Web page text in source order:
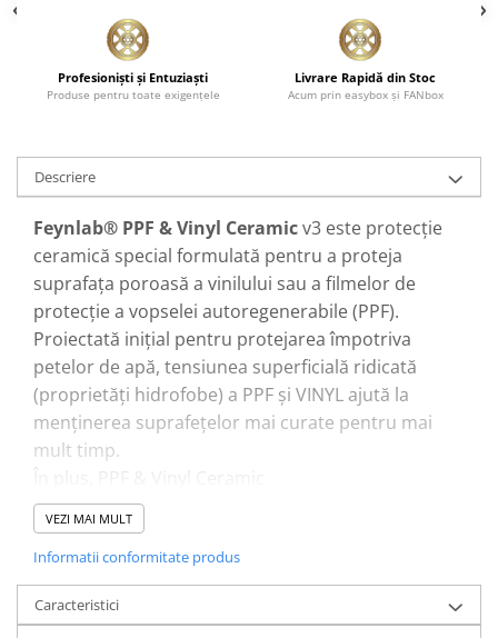
Lavete Microfibră
Aplicatoare Microfibră
Accesorii Detailing Auto
Mănuşi Nitril / Diverse
Kit-uri Detailing
Seria PRO (5L & 25L)
Exterior
Interior
Jante şi Anvelope
Compartiment Motor
Paint Protection Film (PPF)
Oferte Speciale
Detailing Outlet
Distinct Lifestyle
Acreditări & Training
Profesionişti şi Entuziaşti
Produse pentru toate exigenţele
Livrare Rapidă din Stoc
Acum prin easybox şi FANbox
Descriere
Feynlab® PPF & Vinyl Ceramicv3 este protecție
ceramică special formulată pentru a proteja
suprafața poroasă a vinilului sau a filmelor de
protecție a vopselei autoregenerabile (PPF).
Proiectată inițial pentru protejarea împotriva
petelor de apă, tensiunea superficială ridicată
(proprietăți hidrofobe) a PPF și VINYL ajută la
menținerea suprafețelor mai curate pentru mai
mult timp.
îmbunătățește/accentuează luciul la PPF
standard/lucios, permițând în același timp vinilului
mat și PPF-ului mat să-și păstreze aspectul original
mat.
VEZI MAI MULT
Informatii conformitate produs
Caracteristici